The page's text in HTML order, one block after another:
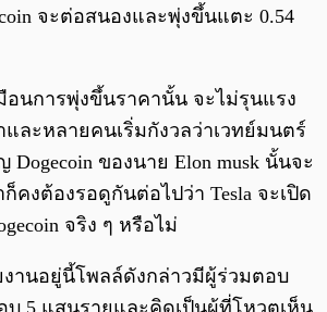
จะต่อสนองและพุ่งขึ้นแตะ 0.54
อนการพุ่งขึ้นราคานั้น จะไม่รุนแรง
และหลายคนเริ่มกังวลว่าเวทย์มนตร์
Dogecoin ของนาย Elon musk นั้นจะ
ก็คงต้องรอดูกันต่อไปว่า Tesla จะเปิด
จริง ๆ หรือไม่
านอยู่นี้โพลล์ดังกล่าวมีผู้ร่วมตอบ
บ 5 แสนรายและคิดเป็นผู้ที่โหวตเห็น